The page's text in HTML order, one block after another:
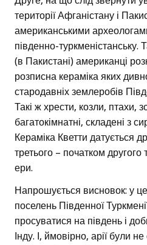
території Афганістану і
американськими
південно-туркменістанську.
(в Пакистані) американці
розписна кераміка яких
стародавніх землеробів
Такі ж хрести, козли, птахи,
багатокімнатні, складені з
Кераміка Кветти датується
третього – початком другого
ери.
Напрошується висновок: у
поселень Південної
просуватися на південь і
Інду. І, ймовірно, арії були